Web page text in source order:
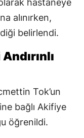
hastaneye
alınırken,
belirlendi.
Tok’un
bağlı Akifiye
öğrenildi.